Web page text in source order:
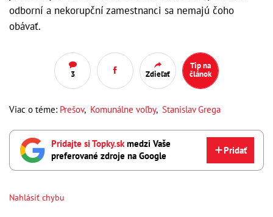
odborní a nekorupční zamestnanci sa nemajú čoho
obávať.
3 Zdieľať
Tip na
článok
Viac o téme: Prešov, Komunálne voľby, Stanislav Grega
Pridajte si Topky.skmedzi Vaše
preferované zdroje na Google
Pridať
Nahlásiť chybu